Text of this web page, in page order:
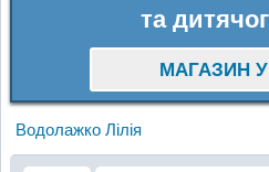
та
МАГАЗИН
Водолажко Лілія